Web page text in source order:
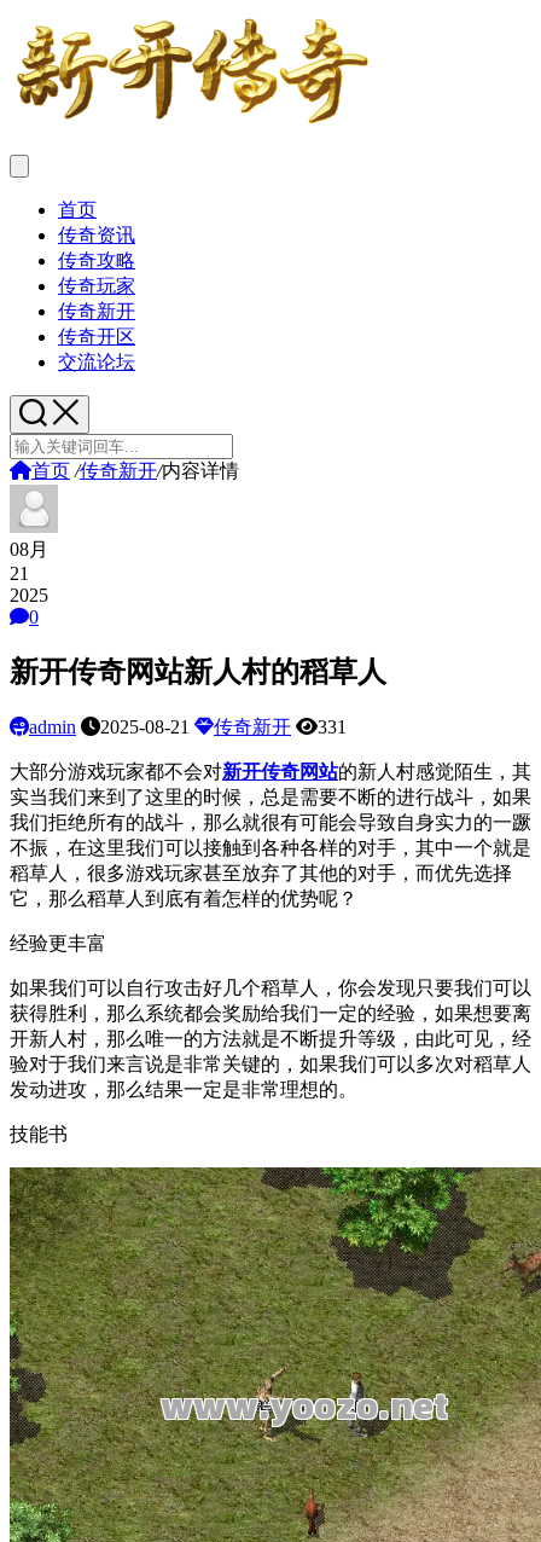
首页
传奇资讯
传奇攻略
传奇玩家
传奇新开
传奇开区
交流论坛
首页 /传奇新开/内容详情
08月
21
2025
0
新开传奇网站新人村的稻草人
admin 2025-08-21 传奇新开 331
大部分游戏玩家都不会对新开传奇网站的新人村感觉陌生，其
实当我们来到了这里的时候，总是需要不断的进行战斗，如果
我们拒绝所有的战斗，那么就很有可能会导致自身实力的一蹶
不振，在这里我们可以接触到各种各样的对手，其中一个就是
稻草人，很多游戏玩家甚至放弃了其他的对手，而优先选择
它，那么稻草人到底有着怎样的优势呢？
经验更丰富
如果我们可以自行攻击好几个稻草人，你会发现只要我们可以
获得胜利，那么系统都会奖励给我们一定的经验，如果想要离
开新人村，那么唯一的方法就是不断提升等级，由此可见，经
验对于我们来言说是非常关键的，如果我们可以多次对稻草人
发动进攻，那么结果一定是非常理想的。
技能书